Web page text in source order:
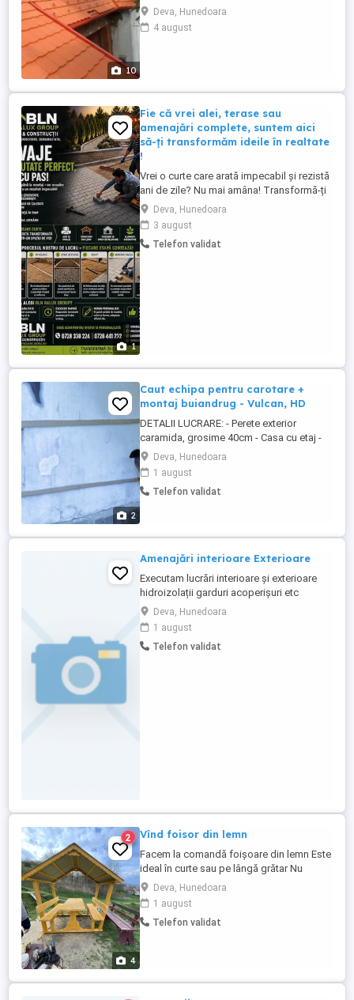
10
proiectare și consultanță până la execuție
și întreținere. Cu o vastă experiență în
domeniu și o echipă de profesioniști
Deva, Hunedoara
4 august
1
Fie că vrei alei, terase sau
amenajări complete, suntem aici
să-ți transformăm ideile în realtate
!
Vrei o curte care arată impecabil și rezistă
ani de zile? Nu mai amâna! Transformă-ți
curtea într-un spațiu modern și durabil! La
BLN Ralux Group, realizăm pavaje
impecabile, pas cu pas de la săpătură
până la montaj final. Ne ocupăm de tot,
Deva, Hunedoara
3 august
Telefon validat
2
Caut echipa pentru carotare +
montaj buiandrug - Vulcan, HD
DETALII LUCRARE: - Perete exterior
caramida, grosime 40cm - Casa cu etaj -
Gol de facut: 200cm lungime x 60cm
inaltime - Necesita buiandrug DUBLU
BETON pentru toata latimea de 40cm -
Lungime buiandrug: 280cm cu rezemare
perete + evacuare ...
Deva, Hunedoara
1 august
Telefon validat
Amenajări interioare Exterioare
Executam lucrări interioare și exterioare
hidroizolații garduri acoperișuri etc
Deva, Hunedoara
1 august
Telefon validat
4
2 Vînd foisor din lemn
Facem la comandă foișoare din lemn Este
ideal în curte sau pe lângă grătar Nu
necesită placă de beton puteți să-l puneți
oriunde doriți dumneavoastră Este de
6locuri este estetic și ideal în curte
Contactați-ne la telefon
Deva, Hunedoara
1 august
Telefon validat